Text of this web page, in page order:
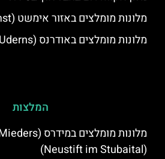
מלונות מומלצים באזור אימשט (Imst)
מלונות מומלצים באודרנס (Uderns) – עמק צילרטל
המלצות
(Neustift im Stubaital)